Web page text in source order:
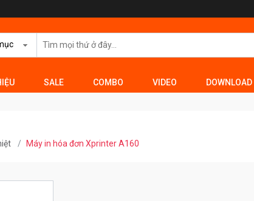
SALE COMBO VIDEO DOWNLOAD
Máy in hóa đơn Xprinter A160